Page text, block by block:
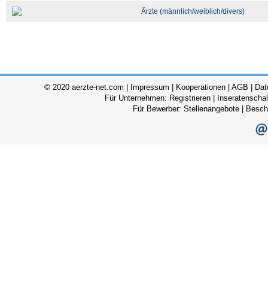
Ärzte (männlich/weiblich/divers)
© 2020 aerzte-net.com | Impressum Kooperationen AGB
Für Unternehmen: Registrieren
Für Bewerber: Stellenangebote